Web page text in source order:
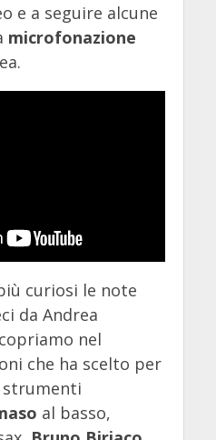
e a seguire alcune
microfonazione
curiosi le note
da Andrea
nel
che ha scelto per
strumenti
al basso,